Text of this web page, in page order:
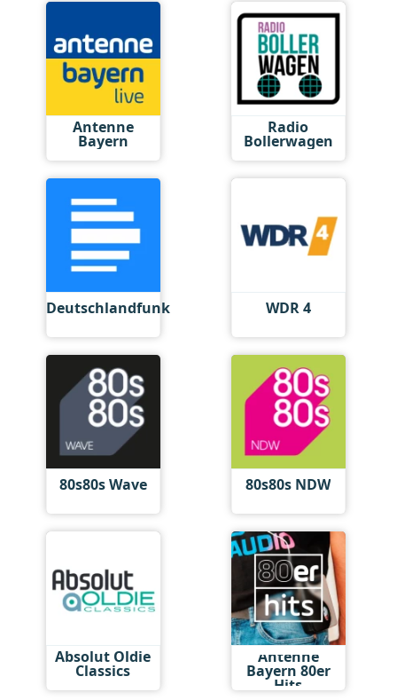
Antenne
Bayern
Radio
Bollerwagen
Deutschlandfunk WDR 4
80s80s Wave 80s80s NDW
Absolut Oldie
Classics
Antenne
Bayern 80er
Hits